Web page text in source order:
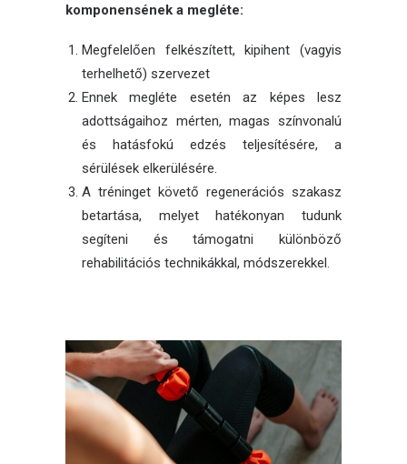
komponensének a megléte:
Megfelelően felkészített, kipihent (vagyis
terhelhető) szervezet
Ennek megléte esetén az képes lesz
adottságaihoz mérten, magas színvonalú
és hatásfokú edzés teljesítésére, a
sérülések elkerülésére.
A tréninget követő regenerációs szakasz
betartása, melyet hatékonyan tudunk
segíteni és támogatni különböző
rehabilitációs technikákkal, módszerekkel.